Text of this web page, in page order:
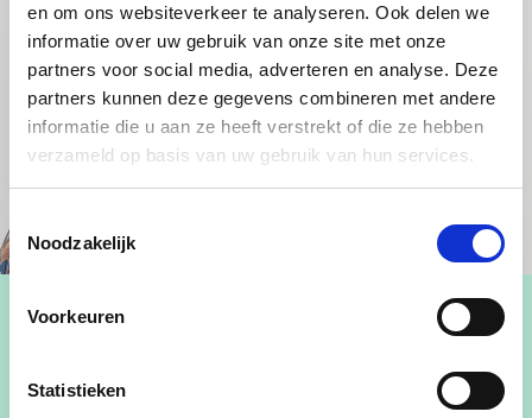
en om ons websiteverkeer te analyseren. Ook delen we
informatie over uw gebruik van onze site met onze
partners voor social media, adverteren en analyse. Deze
partners kunnen deze gegevens combineren met andere
informatie die u aan ze heeft verstrekt of die ze hebben
verzameld op basis van uw gebruik van hun services.
Noodzakelijk
Voorkeuren
Statistieken
Gemeenteraadslid